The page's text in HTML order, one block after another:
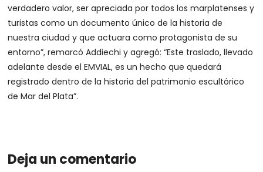
verdadero valor, ser apreciada por todos los marplatenses y
turistas como un documento único de la historia de
nuestra ciudad y que actuara como protagonista de su
entorno”, remarcó Addiechi y agregó: “Este traslado, llevado
adelante desde el EMVIAL, es un hecho que quedará
registrado dentro de la historia del patrimonio escultórico
de Mar del Plata”.
Deja un comentario